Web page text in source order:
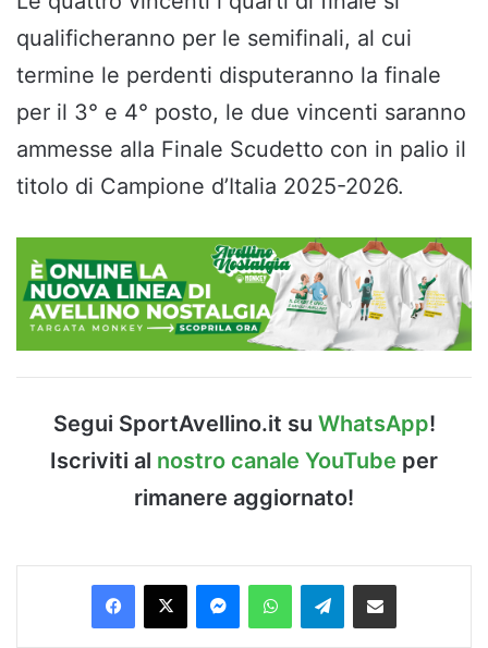
qualificheranno per le semifinali, al cui
termine le perdenti disputeranno la finale
per il 3° e 4° posto, le due vincenti saranno
ammesse alla Finale Scudetto con in palio il
titolo di Campione d’Italia 2025-2026.
Segui SportAvellino.it su WhatsApp!
Iscriviti al nostro canale YouTube per
rimanere aggiornato!
Facebook
X MessengerWhatsAppTelegramCondividi via Email